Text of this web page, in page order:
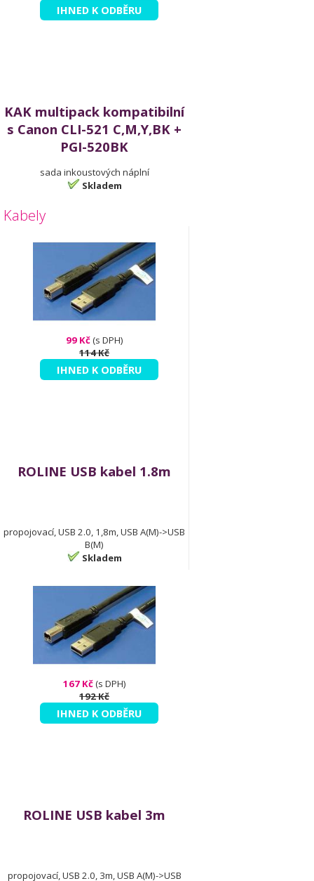
IHNED K ODBĚRU
KAK multipack kompatibilní
s Canon CLI-521 C,M,Y,BK +
PGI-520BK
sada inkoustových náplní
Skladem
Kabely
99 Kč(s DPH)
114 Kč
IHNED K ODBĚRU
ROLINE USB kabel 1.8m
propojovací, USB 2.0, 1,8m, USB A(M)->USB
B(M)
Skladem
167 Kč(s DPH)
192 Kč
IHNED K ODBĚRU
ROLINE USB kabel 3m
propojovací, USB 2.0, 3m, USB A(M)->USB